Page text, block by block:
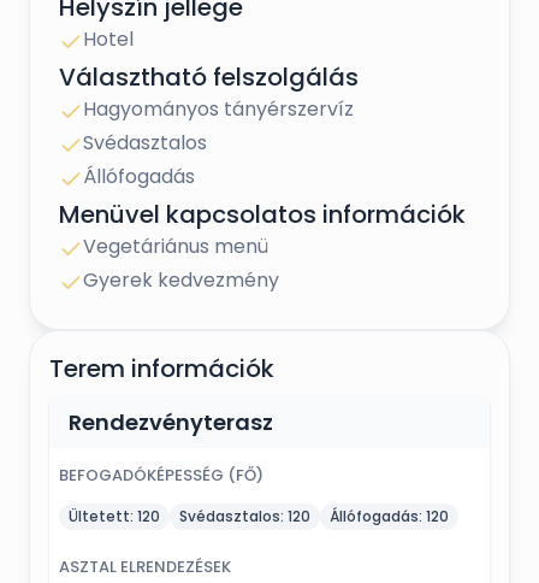
lagziknak is; valamint kilátása van a Brunszvik-
kastélyra és Szent Anna templomra.
- Rendezvényteraszunk romantikus hangulatú,
pergolával fedett, közvetlenül a
rendezvényteremből nyílik. Különlegessége a
bohém stílusú partikocsi, amely látványos
italpultként szolgál.
Helyszín jellege
Hotel
Választható felszolgálás
Hagyományos tányérszervíz
Svédasztalos
Állófogadás
Menüvel kapcsolatos információk
Vegetáriánus menü
Gyerek kedvezmény
Terem információk
Rendezvényterasz
BEFOGADÓKÉPESSÉG (FŐ)
Ültetett: 120 Svédasztalos: 120 Állófogadás: 120
ASZTAL ELRENDEZÉSEK